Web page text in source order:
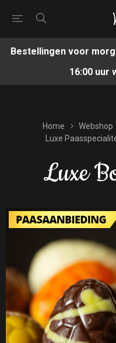
Bestellingen voor
16:00 uur
Home Webshop
Luxe
Luxe